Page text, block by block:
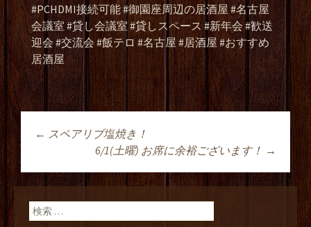
#PCHDMI接続可能 #御園座周辺の居酒屋 #名古屋
会議室 #貸し会議室 #貸しスペース #新年会 #歓送
迎会 #交流会 #飯テロ #名古屋 #居酒屋 #おすすめ
居酒屋
投稿ナビゲーショ
ン
← スペアリブ塩焼き！
6/1(土曜) お席に余裕ございます！ →
検索: